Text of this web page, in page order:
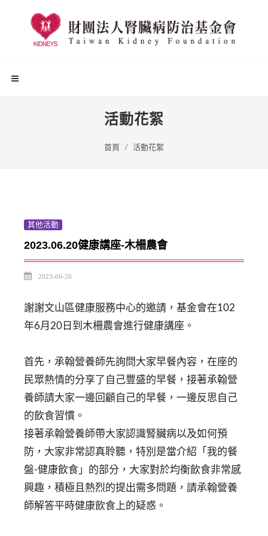
活動花絮
首頁 活動花絮
其他活動
2023.06.20健康講座-木柵農會
2023-06-26
謝謝文山區健康服務中心的邀請⁣，基金會在102
年6月20日到木柵農會進行健康講座。
首先，承翰營養師先詢問大家早餐內容，在座的
民眾熱情的分享了自己豐盛的早餐，接著承翰營
養師請大家一邊回顧自己的早餐，一邊反思自己
的飲食習慣。
接著承翰營養師帶大家認識腎臟病以及如何預
防，大家非常認真聆聽，特別是當介紹「我的餐
盤-健康飲食」的部分，大家對於均衡飲食非常感
興趣，積極且熱烈的提出需多問題，請承翰營養
師解答平時健康飲食上的⁣疑惑。